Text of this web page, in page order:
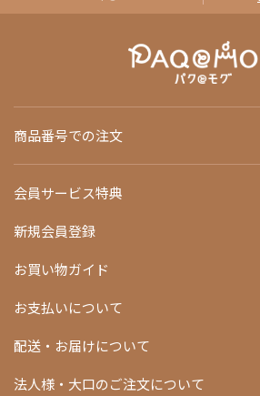
商品番号での注文
会員サービス特典
新規会員登録
お買い物ガイド
お支払いについて
配送・お届けについて
法人様・大口のご注文について